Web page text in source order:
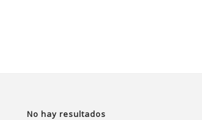
No hay resultados